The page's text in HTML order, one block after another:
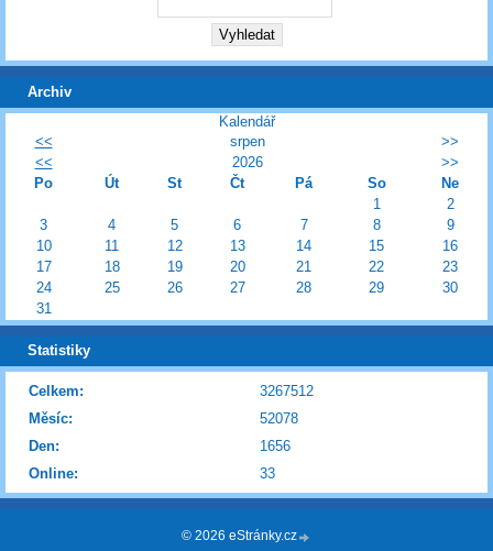
Archiv
Kalendář
<<
srpen
>>
<<
2026
>>
Po
Út St Čt Pá So
Ne
1
2
3
4 5 6 7 8
9
10
11 12 13 14 15
16
17
18 19 20 21 22
23
24
25 26 27 28 29
30
31
Statistiky
Online: 33
Celkem:
3267512
Měsíc:
52078
Den:
1656
© 2026 eStránky.cz